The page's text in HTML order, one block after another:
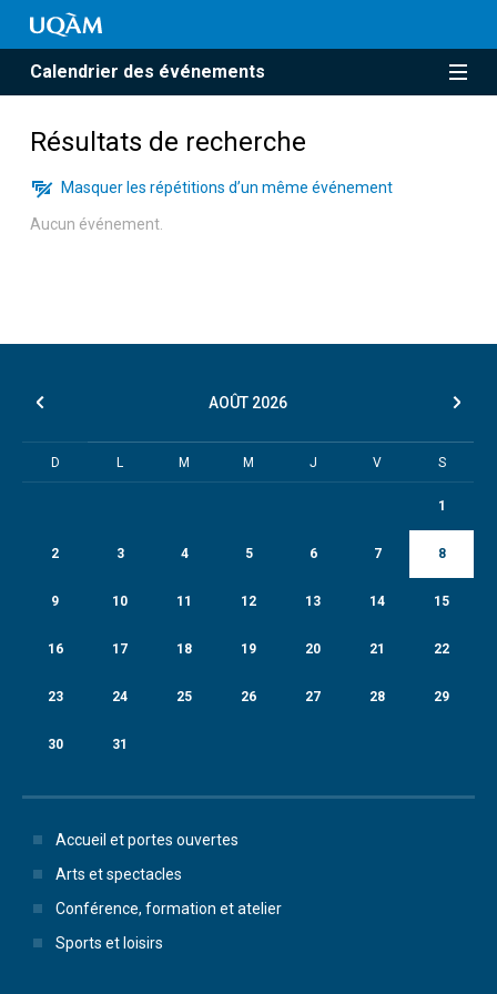
Calendrier des événements
Résultats de recherche
Masquer les répétitions d’un même événement
Aucun événement.
AOÛT 2026
D L M M J V S
1
2 3 4 5 6 7 8
9 10 11 12 13 14 15
16 17 18 19 20 21 22
23 24 25 26 27 28 29
30 31
Accueil et portes ouvertes
Arts et spectacles
Conférence, formation et atelier
Sports et loisirs